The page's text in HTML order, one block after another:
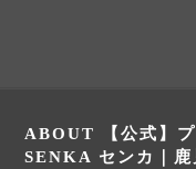
ABOUT 【公式】
SENKA センカ｜鹿